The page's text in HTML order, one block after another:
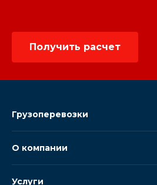
Получить расчет
Грузоперевозки
О компании
Услуги